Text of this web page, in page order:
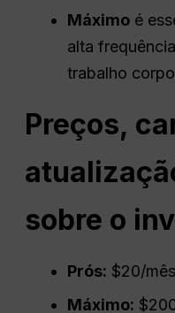
Máximo é
alta
trabalho
Preços,
sobre o
Prós: $20/
Máximo: